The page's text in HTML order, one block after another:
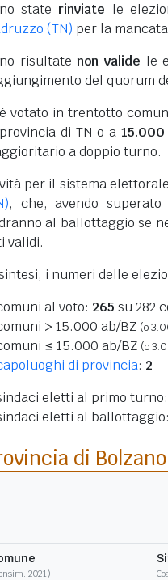
state rinviate le
(TN) per la
risultate non valide le
del quorum
votato in trentotto
di TN o a 15.000
a doppio turno.
per il sistema
, che, avendo
al ballottaggio se
validi.
i numeri delle
al voto: 265 su 282
> 15.000 ab/BZ (o
≤ 15.000 ab/BZ (o
di provincia: 2
eletti al primo turno:
eletti al ballottaggio:
di Bolzano
2021)